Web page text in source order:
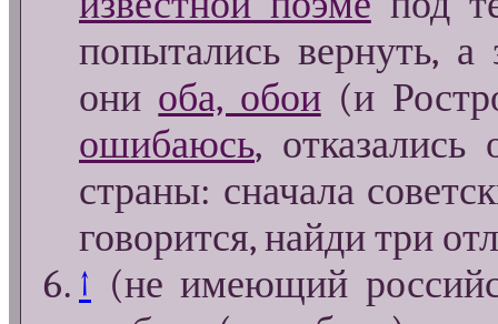
попытались вернуть,
они оба, обои(и
ошибаюсь, отказались
страны: сначала
говорится, найди три
↑ (не имеющий